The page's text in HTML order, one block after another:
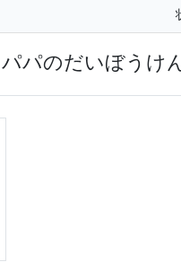
パのだいぼうけ